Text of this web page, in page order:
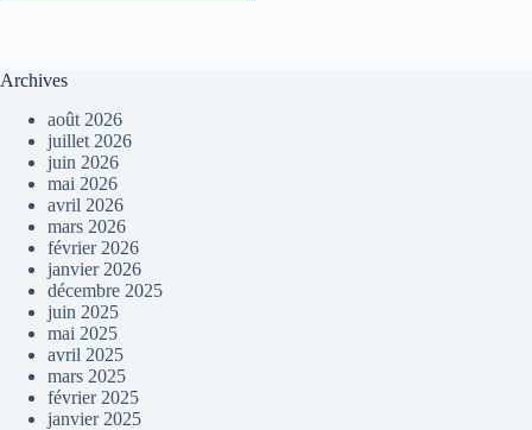
Archives
août 2026
juillet 2026
juin 2026
mai 2026
avril 2026
mars 2026
février 2026
janvier 2026
décembre 2025
juin 2025
mai 2025
avril 2025
mars 2025
février 2025
janvier 2025